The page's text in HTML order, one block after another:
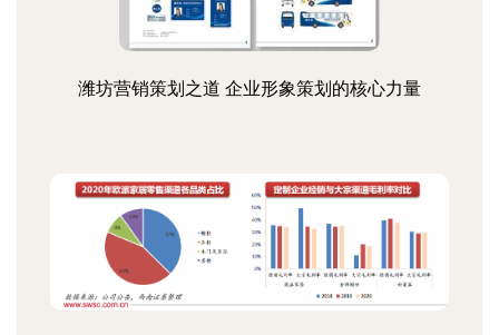
潍坊营销策划之道 企业形象策划的核心力量